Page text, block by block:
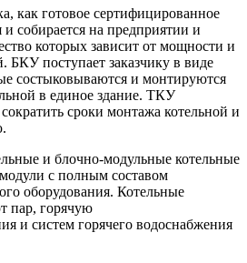
как готовое сертифицированное
и собирается на предприятии и
которых зависит от мощности и
БКУ поступает заказчику в виде
состыковываются и монтируются
в единое здание. ТКУ
сроки монтажа котельной и
и блочно-модульные котельные
с полным составом
оборудования. Котельные
пар, горячую
и систем горячего водоснабжения